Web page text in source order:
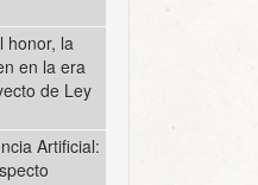
honor, la
en la era
de Ley
Artificial: